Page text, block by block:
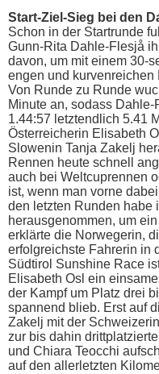
Start-Ziel-Sieg bei den
Schon in der Startrunde
Gunn-Rita Dahle-Flesjå
davon, um mit einem 30-
engen und
Von Runde zu Runde
Minute an, sodass
1.44:57 letztendlich 5.41
Österreicherin Elisabeth
Slowenin Tanja Zakelj
Rennen heute schnell
auch bei Weltcuprennen
ist, wenn man vorne
den letzten Runden habe
herausgenommen, um
erklärte die Norwegerin,
erfolgreichste Fahrerin in
Südtirol Sunshine Race
Elisabeth Osl ein
der Kampf um Platz drei
spannend blieb. Erst auf
Zakelj mit der
zur bis dahin
und Chiara Teocchi
auf den allerletzten